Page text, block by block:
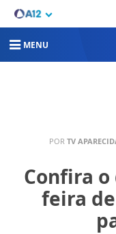
MENU
POR TV
Confira o
feira